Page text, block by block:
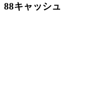
88キャッシュ